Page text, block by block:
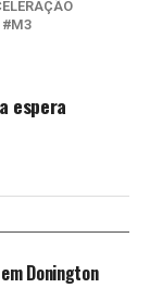
M3
espera
Donington